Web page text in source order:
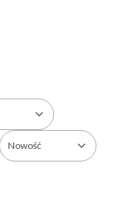
Nowość